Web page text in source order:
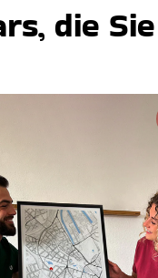
die